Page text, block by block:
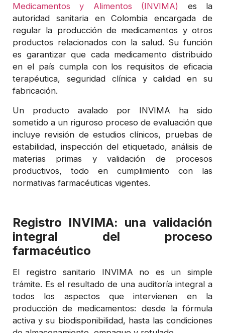
Medicamentos y Alimentos (INVIMA) es la
autoridad sanitaria en Colombia encargada de
regular la producción de medicamentos y otros
productos relacionados con la salud. Su función
es garantizar que cada medicamento distribuido
en el país cumpla con los requisitos de eficacia
terapéutica, seguridad clínica y calidad en su
fabricación.
Un producto avalado por INVIMA ha sido
sometido a un riguroso proceso de evaluación que
incluye revisión de estudios clínicos, pruebas de
estabilidad, inspección del etiquetado, análisis de
materias primas y validación de procesos
productivos, todo en cumplimiento con las
normativas farmacéuticas vigentes.
Registro INVIMA: una validación
integral del proceso
farmacéutico
El registro sanitario INVIMA no es un simple
trámite. Es el resultado de una auditoría integral a
todos los aspectos que intervienen en la
producción de medicamentos: desde la fórmula
activa y su biodisponibilidad, hasta las condiciones